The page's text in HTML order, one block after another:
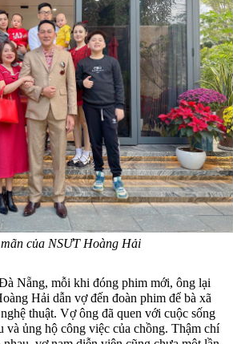
của NSƯT Hoàng Hải
Nẵng, mỗi khi đóng phim mới, ông lại
Hải dẫn vợ đến đoàn phim để bà xã
thuật. Vợ ông đã quen với cuộc sống
và ủng hộ công việc của chồng. Thậm chí